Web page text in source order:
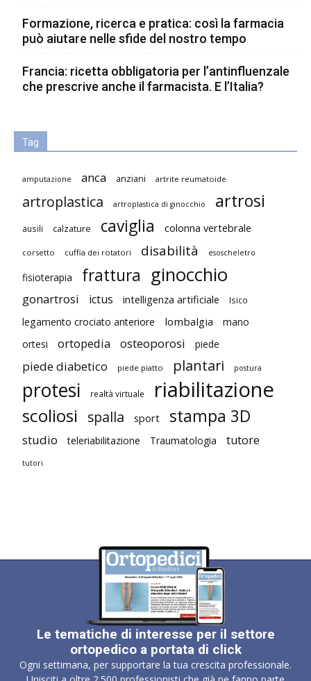
Formazione, ricerca e pratica: così la farmacia
può aiutare nelle sfide del nostro tempo
Francia: ricetta obbligatoria per l’antinfluenzale
che prescrive anche il farmacista. E l’Italia?
Tag
amputazione anca anziani artrite reumatoide
artroplastica artroplastica di ginocchio artrosi
ausili calzature caviglia colonna vertebrale
corsetto cuffia dei rotatori disabilità esoscheletro
fisioterapia frattura ginocchio
gonartrosi ictus intelligenza artificiale Isico
legamento crociato anteriore lombalgia
mano
ortesi
ortopedia osteoporosi piede
piede diabetico piede piatto plantari postura
protesi realtà virtuale riabilitazione
scoliosi spalla sport stampa 3D
studio teleriabilitazione Traumatologia tutore
tutori
Le tematiche di interesse per il settore
ortopedico a portata di click
Ogni settimana, per supportare la tua crescita professionale.